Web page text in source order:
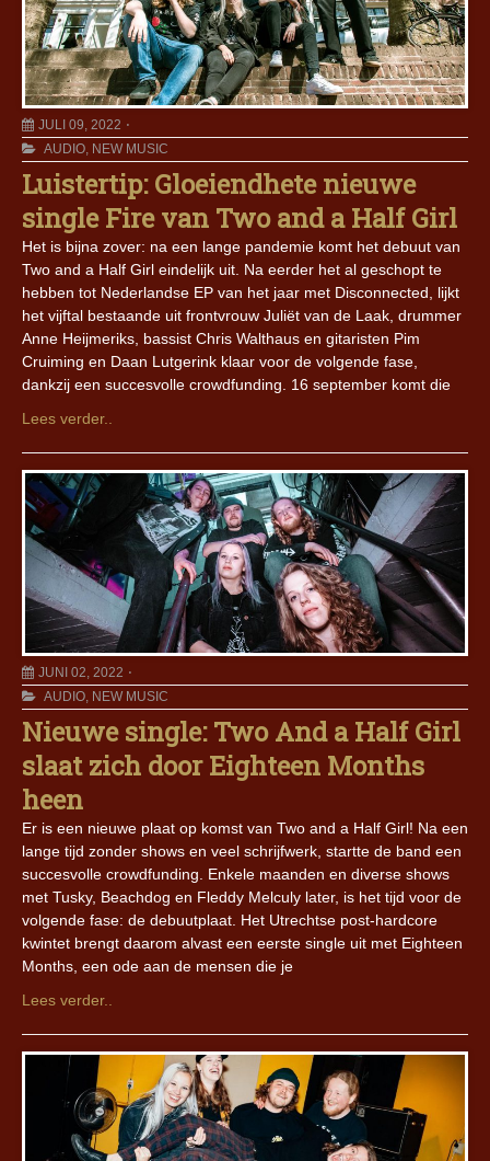
JULI 09, 2022
AUDIO, NEW MUSIC
Luistertip: Gloeiendhete nieuwe
single Fire van Two and a Half Girl
Het is bijna zover: na een lange pandemie komt het debuut van
Two and a Half Girl eindelijk uit. Na eerder het al geschopt te
hebben tot Nederlandse EP van het jaar met Disconnected, lijkt
het vijftal bestaande uit frontvrouw Juliët van de Laak, drummer
Anne Heijmeriks, bassist Chris Walthaus en gitaristen Pim
Cruiming en Daan Lutgerink klaar voor de volgende fase,
dankzij een succesvolle crowdfunding. 16 september komt die
Lees verder..
JUNI 02, 2022
AUDIO, NEW MUSIC
Nieuwe single: Two And a Half Girl
slaat zich door Eighteen Months
heen
Er is een nieuwe plaat op komst van Two and a Half Girl! Na een
lange tijd zonder shows en veel schrijfwerk, startte de band een
succesvolle crowdfunding. Enkele maanden en diverse shows
met Tusky, Beachdog en Fleddy Melculy later, is het tijd voor de
volgende fase: de debuutplaat. Het Utrechtse post-hardcore
kwintet brengt daarom alvast een eerste single uit met Eighteen
Months, een ode aan de mensen die je
Lees verder..